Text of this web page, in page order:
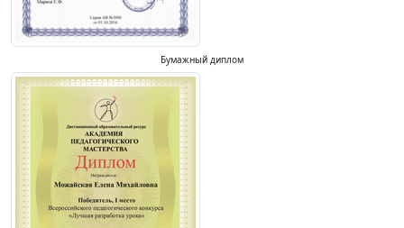
Бумажный диплом